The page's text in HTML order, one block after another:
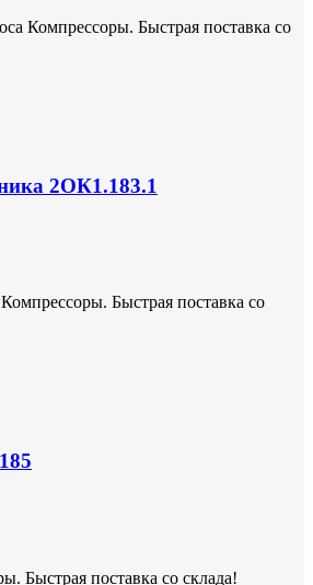
Компрессоры. Быстрая поставка со
2ОК1.183.1
Быстрая поставка со
Быстрая поставка со склада!